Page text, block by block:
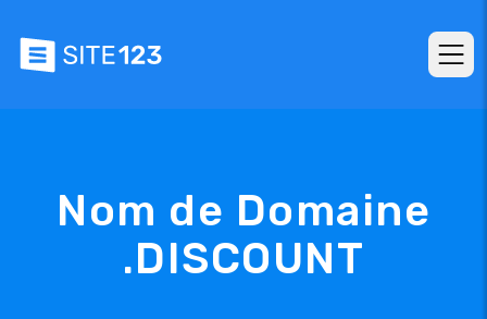
Nom de Domaine
.DISCOUNT